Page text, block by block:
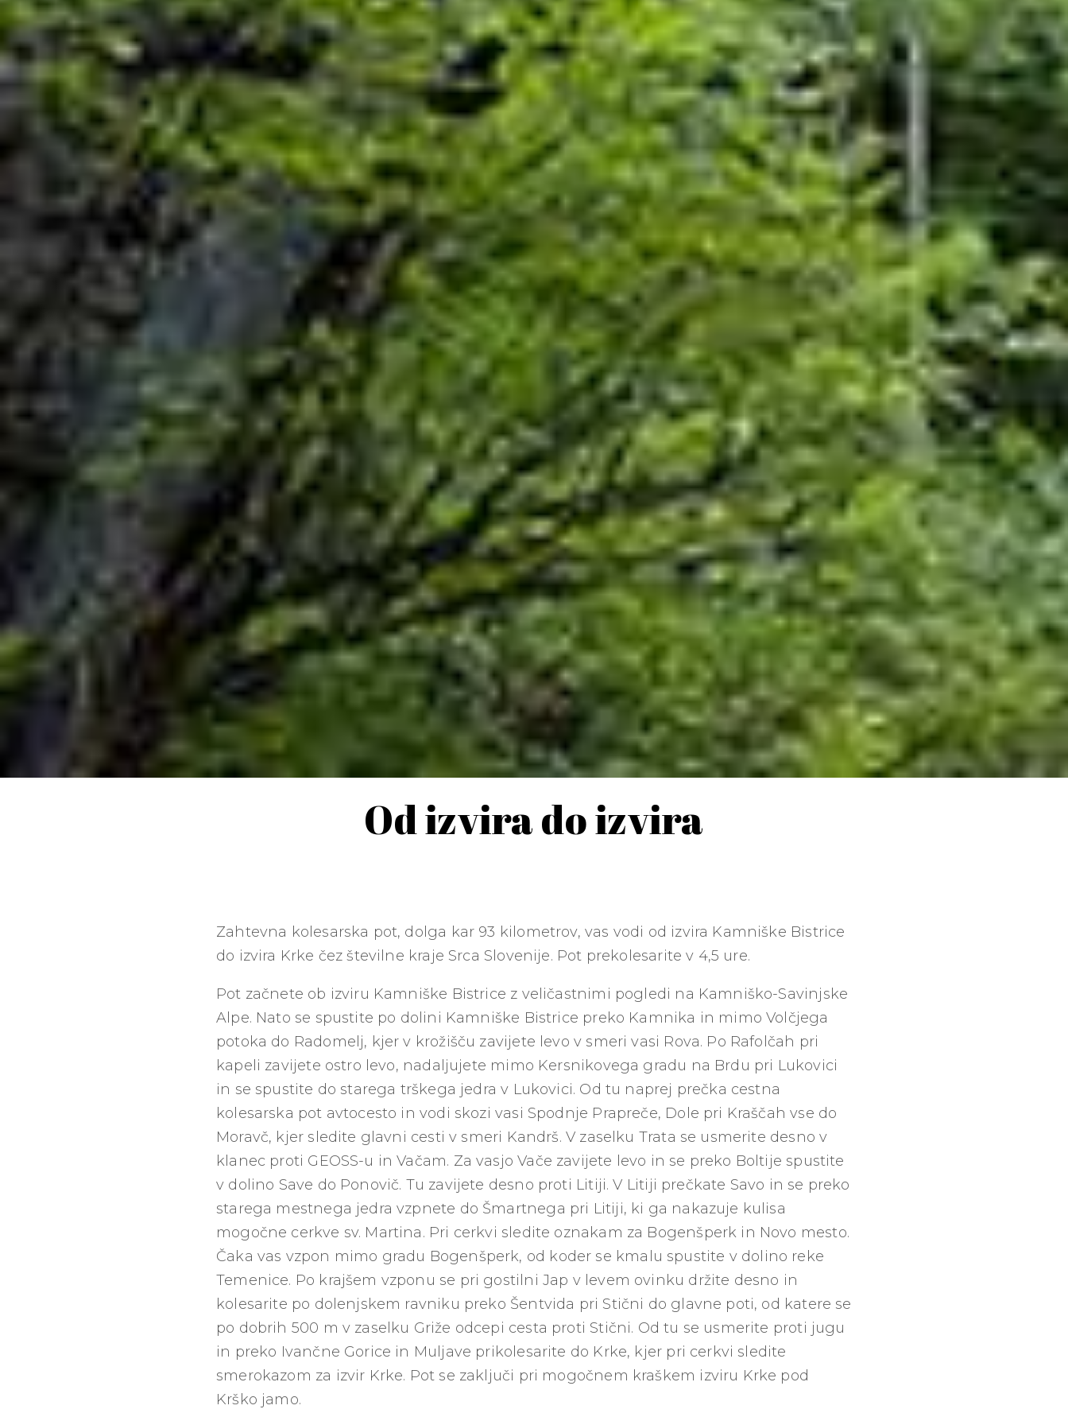
Od izvira do izvira
Zahtevna kolesarska pot, dolga kar 93 kilometrov, vas vodi od izvira Kamniške Bistrice
do izvira Krke čez številne kraje Srca Slovenije. Pot prekolesarite v 4,5 ure.
Pot začnete ob izviru Kamniške Bistrice z veličastnimi pogledi na Kamniško-Savinjske
Alpe. Nato se spustite po dolini Kamniške Bistrice preko Kamnika in mimo Volčjega
potoka do Radomelj, kjer v krožišču zavijete levo v smeri vasi Rova. Po Rafolčah pri
kapeli zavijete ostro levo, nadaljujete mimo Kersnikovega gradu na Brdu pri Lukovici
in se spustite do starega trškega jedra v Lukovici. Od tu naprej prečka cestna
kolesarska pot avtocesto in vodi skozi vasi Spodnje Prapreče, Dole pri Kraščah vse do
Moravč, kjer sledite glavni cesti v smeri Kandrš. V zaselku Trata se usmerite desno v
klanec proti GEOSS-u in Vačam. Za vasjo Vače zavijete levo in se preko Boltije spustite
v dolino Save do Ponovič. Tu zavijete desno proti Litiji. V Litiji prečkate Savo in se preko
starega mestnega jedra vzpnete do Šmartnega pri Litiji, ki ga nakazuje kulisa
mogočne cerkve sv. Martina. Pri cerkvi sledite oznakam za Bogenšperk in Novo mesto.
Čaka vas vzpon mimo gradu Bogenšperk, od koder se kmalu spustite v dolino reke
Temenice. Po krajšem vzponu se pri gostilni Jap v levem ovinku držite desno in
kolesarite po dolenjskem ravniku preko Šentvida pri Stični do glavne poti, od katere se
po dobrih 500 m v zaselku Griže odcepi cesta proti Stični. Od tu se usmerite proti jugu
in preko Ivančne Gorice in Muljave prikolesarite do Krke, kjer pri cerkvi sledite
smerokazom za izvir Krke. Pot se zaključi pri mogočnem kraškem izviru Krke pod
Krško jamo.